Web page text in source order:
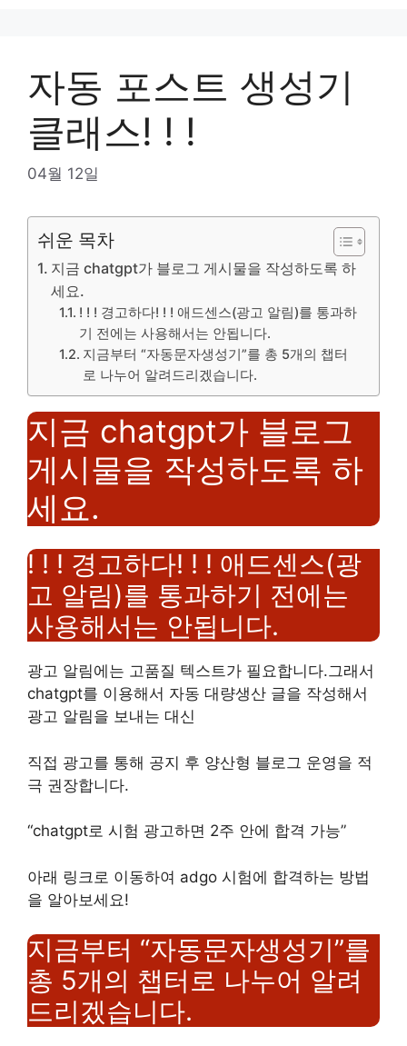
자동 포스트 생성기
클래스! ! !
04월 12일
쉬운 목차
지금 chatgpt가 블로그 게시물을 작성하도록 하
세요.
! ! ! 경고하다! ! ! 애드센스(광고 알림)를 통과하
기 전에는 사용해서는 안됩니다.
지금부터 “자동문자생성기”를 총 5개의 챕터
로 나누어 알려드리겠습니다.
지금 chatgpt가 블로그
게시물을 작성하도록 하
세요.
! ! ! 경고하다! ! ! 애드센스(광
고 알림)를 통과하기 전에는
사용해서는 안됩니다.
광고 알림에는 고품질 텍스트가 필요합니다.그래서
chatgpt를 이용해서 자동 대량생산 글을 작성해서
광고 알림을 보내는 대신
직접 광고를 통해 공지 후 양산형 블로그 운영을 적
극 권장합니다.
“chatgpt로 시험 광고하면 2주 안에 합격 가능”
아래 링크로 이동하여 adgo 시험에 합격하는 방법
을 알아보세요!
지금부터 “자동문자생성기”를
총 5개의 챕터로 나누어 알려
드리겠습니다.